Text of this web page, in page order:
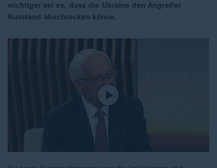
wichtiger sei es, dass die Ukraine den Angreifer
Russland abschrecken könne.